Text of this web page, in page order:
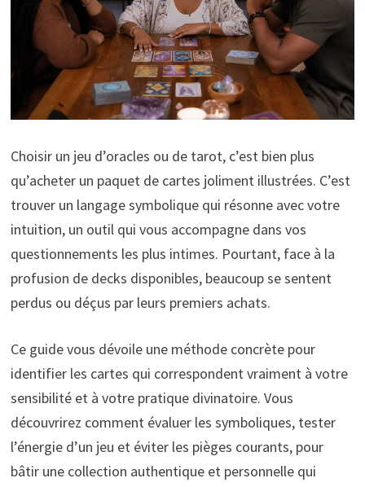
Choisir un jeu d’oracles ou de tarot, c’est bien plus
qu’acheter un paquet de cartes joliment illustrées. C’est
trouver un langage symbolique qui résonne avec votre
intuition, un outil qui vous accompagne dans vos
questionnements les plus intimes. Pourtant, face à la
profusion de decks disponibles, beaucoup se sentent
perdus ou déçus par leurs premiers achats.
Ce guide vous dévoile une méthode concrète pour
identifier les cartes qui correspondent vraiment à votre
sensibilité et à votre pratique divinatoire. Vous
découvrirez comment évaluer les symboliques, tester
l’énergie d’un jeu et éviter les pièges courants, pour
bâtir une collection authentique et personnelle qui